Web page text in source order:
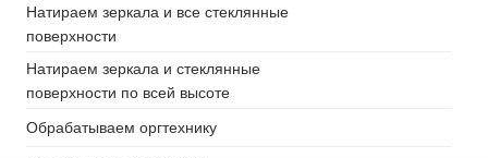
Натираем зеркала и все стеклянные
поверхности
Натираем зеркала и стеклянные
поверхности по всей высоте
Обрабатываем оргтехнику